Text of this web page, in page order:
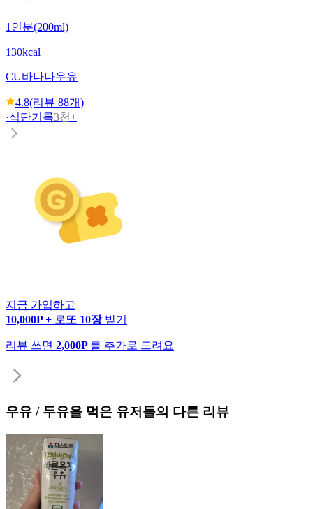
1인분(200ml)
130kcal
CU바나나우유
4.8(리뷰 88개)
·식단기록3천+
지금 가입하고
10,000P + 로또 10장 받기
리뷰 쓰면 2,000P 를 추가로 드려요
우유 / 두유을 먹은 유저들의 다른 리뷰